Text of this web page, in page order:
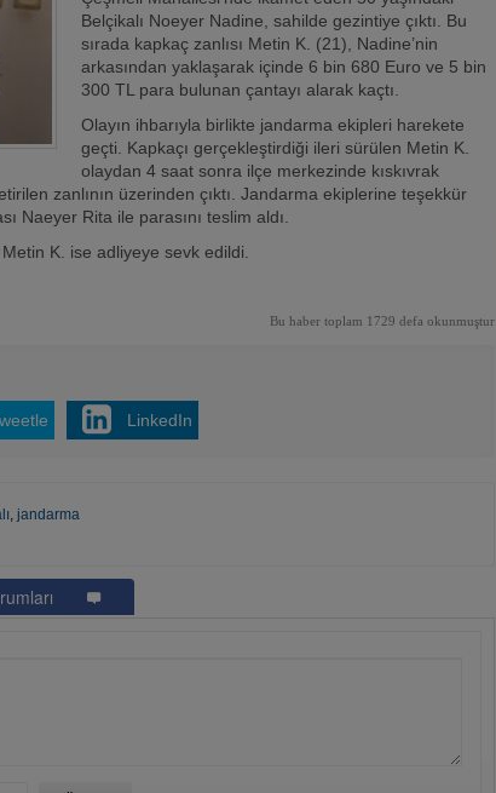
Belçikalı Noeyer Nadine, sahilde gezintiye çıktı. Bu
sırada kapkaç zanlısı Metin K. (21), Nadine’nin
arkasından yaklaşarak içinde 6 bin 680 Euro ve 5 bin
300 TL para bulunan çantayı alarak kaçtı.
Olayın ihbarıyla birlikte jandarma ekipleri harekete
geçti. Kapkaçı gerçekleştirdiği ileri sürülen Metin K.
olaydan 4 saat sonra ilçe merkezinde kıskıvrak
zanlının üzerinden çıktı. Jandarma ekiplerine teşekkür
Naeyer Rita ile parasını teslim aldı.
K. ise adliyeye sevk edildi.
Bu haber toplam 1729 defa okunmuştur
LinkedIn
, jandarma